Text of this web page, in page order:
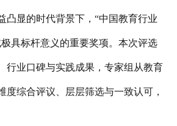
凸显的时代背景下，“中国教育行业
具标杆意义的重要奖项。本次评选
行业口碑与实践成果，专家组从教育
综合评议、层层筛选与一致认可，